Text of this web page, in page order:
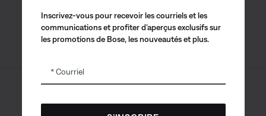
Inscrivez-vous pour recevoir les courriels et les
communications et profiter d’aperçus exclusifs sur
les promotions de Bose, les nouveautés et plus.
Courriel